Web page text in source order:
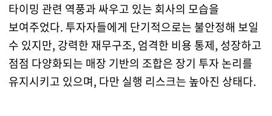
타이밍 관련 역풍과 싸우고 있는 회사의 모습을
보여주었다. 투자자들에게 단기적으로는 불안정해 보일
수 있지만, 강력한 재무구조, 엄격한 비용 통제, 성장하고
점점 다양화되는 매장 기반의 조합은 장기 투자 논리를
유지시키고 있으며, 다만 실행 리스크는 높아진 상태다.